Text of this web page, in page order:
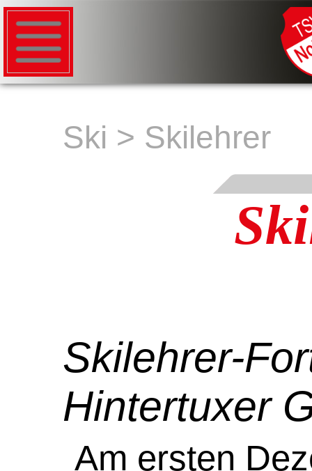
Ski > Skilehrer
Skilehrer-
Hintertuxer
Am ersten